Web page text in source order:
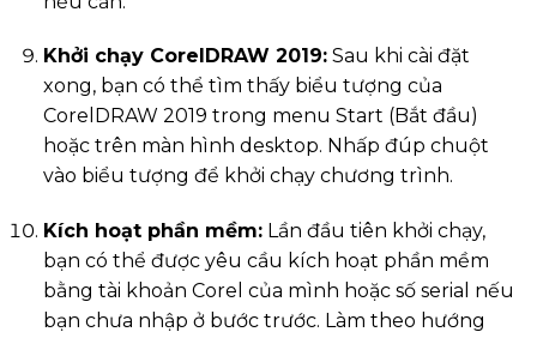
Khởi chạy CorelDRAW 2019:Sau khi cài đặt
xong, bạn có thể tìm thấy biểu tượng của
CorelDRAW 2019 trong menu Start (Bắt đầu)
hoặc trên màn hình desktop. Nhấp đúp chuột
vào biểu tượng để khởi chạy chương trình.
Kích hoạt phần mềm:Lần đầu tiên khởi chạy,
bạn có thể được yêu cầu kích hoạt phần mềm
bằng tài khoản Corel của mình hoặc số serial nếu
bạn chưa nhập ở bước trước. Làm theo hướng